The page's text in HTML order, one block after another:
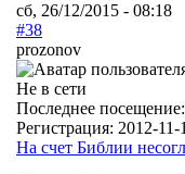
сб, 26/12/2015 - 08:18
#38
prozonov
Не в сети
Последнее посещение:
Регистрация: 2012-11-
На счет Библии